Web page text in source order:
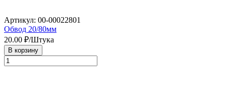
Артикул: 00-00022801
Обвод 20/80мм
20.00 ₽/Штука
В корзину